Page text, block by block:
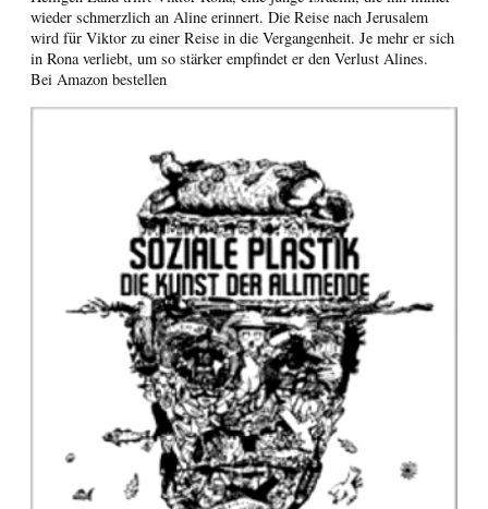
wieder schmerzlich an Aline erinnert. Die Reise nach Jerusalem
wird für Viktor zu einer Reise in die Vergangenheit. Je mehr er sich
in Rona verliebt, um so stärker empfindet er den Verlust Alines.
Bei Amazon bestellen